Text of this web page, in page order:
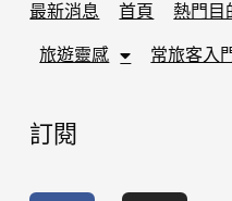
最新消息 首頁 熱門目
旅遊靈感 常旅客入
訂閱